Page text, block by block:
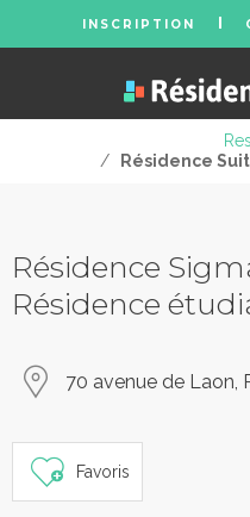
INSCRIPTION
/
Résidence
Résidence
Résidence
70 avenue de Laon,
Favoris